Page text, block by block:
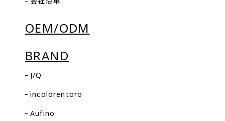
OEM/ODM
BRAND
J/Q
incolorentoro
Aufino